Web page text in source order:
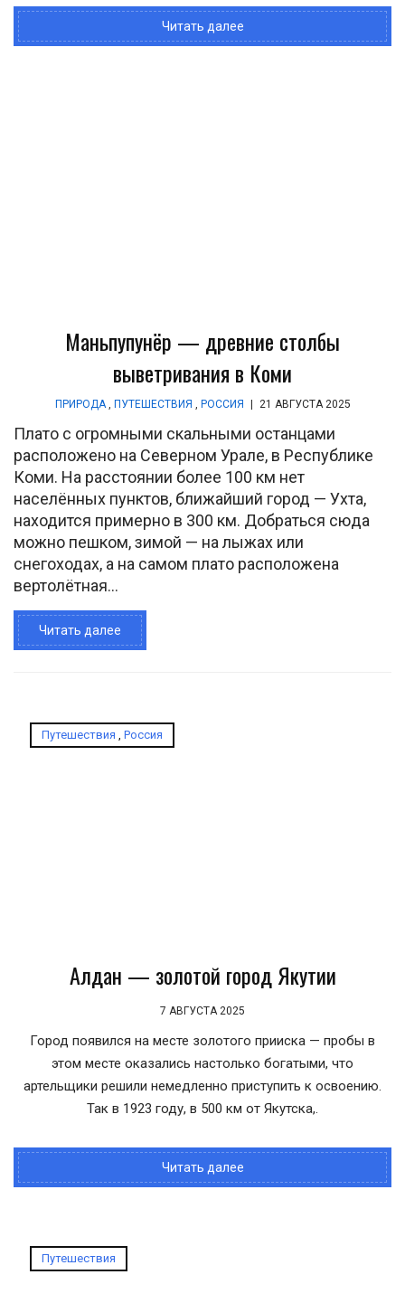
Читать далее
Маньпупунёр — древние столбы
выветривания в Коми
ПРИРОДА, ПУТЕШЕСТВИЯ , РОССИЯ 21 АВГУСТА 2025
Плато с огромными скальными останцами
расположено на Северном Урале, в Республике
Коми. На расстоянии более 100 км нет
населённых пунктов, ближайший город — Ухта,
находится примерно в 300 км. Добраться сюда
можно пешком, зимой — на лыжах или
снегоходах, а на самом плато расположена
вертолётная...
Читать далее
Путешествия , Россия
Алдан — золотой город Якутии
7 АВГУСТА 2025
Город появился на месте золотого прииска — пробы в
этом месте оказались настолько богатыми, что
артельщики решили немедленно приступить к освоению.
Так в 1923 году, в 500 км от Якутска,.
Читать далее
Путешествия